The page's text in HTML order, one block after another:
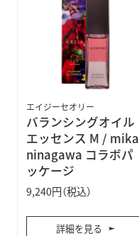
エイジーセオリー
バランシングオイル
エッセンス M / mika
ninagawa コラボパ
ッケージ
9,240円（税込）
詳細を見る